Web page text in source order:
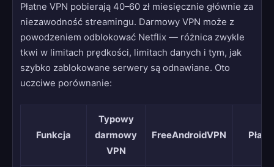
Płatne VPN pobierają 40–60 zł miesięcznie głównie za
niezawodność streamingu. Darmowy VPN może z
powodzeniem odblokować Netflix — różnica zwykle
tkwi w limitach prędkości, limitach danych i tym, jak
szybko zablokowane serwery są odnawiane. Oto
uczciwe porównanie:
Funkcja
Typowy
darmowy
VPN
FreeAndroidVPN